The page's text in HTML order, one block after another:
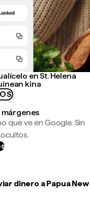
en St. Helena
kina
márgenes
que ve en Google. Sin
dinero a Papua New